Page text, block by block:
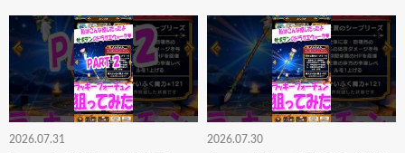
2026.07.31 2026.07.30